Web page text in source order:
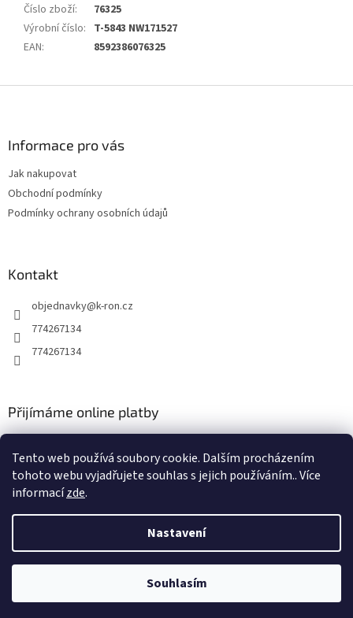
Tento web používá soubory cookie. Dalším procházením
tohoto webu vyjadřujete souhlas s jejich používáním.. Více
informacízde.
Nastavení
Souhlasím
Číslo zboží:
76325
Výrobní číslo: T-5843 NW171527
EAN: 8592386076325
Informace pro vás
Jak nakupovat
Obchodní podmínky
Podmínky ochrany osobních údajů
Kontakt
objednavky@k-ron.cz
774267134
774267134
Přijímáme online platby
Copyright 2026www.k-ron.cz. Všechna práva vyhrazena.Upravit
nastavení cookies